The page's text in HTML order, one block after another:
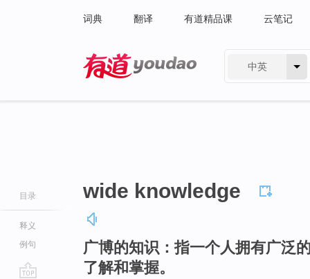
词典 翻译 有道精品课 云笔记
中英
目录
释义
例句
wide knowledge
广博的知识：指一个人拥有广泛
了解和掌握。